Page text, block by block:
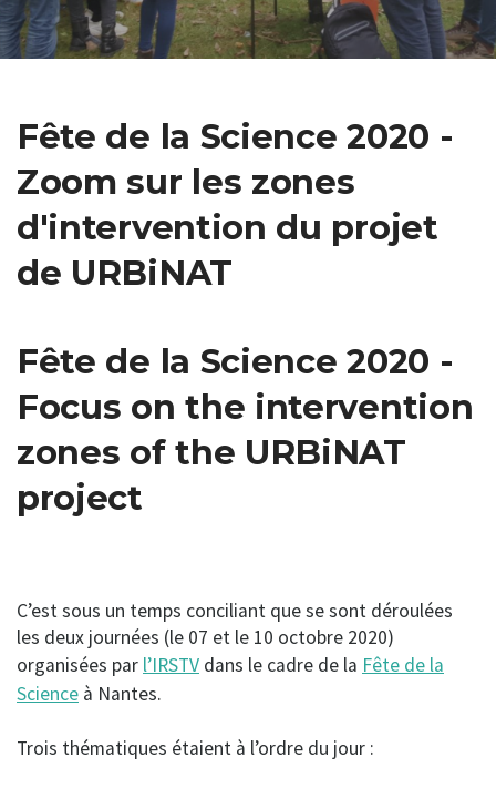
Fête de la Science 2020 -
Zoom sur les zones
d'intervention du projet
de URBiNAT
Fête de la Science 2020 -
Focus on the intervention
zones of the URBiNAT
project
C’est sous un temps conciliant que se sont déroulées
les deux journées (le 07 et le 10 octobre 2020)
organisées par l’IRSTV dans le cadre de la Fête de la
Science à Nantes.
Trois thématiques étaient à l’ordre du jour :